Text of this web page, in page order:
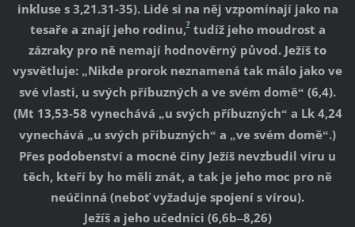
inkluse s 3,21.31-35). Lidé si na něj vzpomínají jako na
tesaře a znají jeho rodinu,7tudíž jeho moudrost a
zázraky pro ně nemají hodnověrný původ. Ježíš to
vysvětluje: „Nikde prorok neznamená tak málo jako ve
své vlasti, u svých příbuzných a ve svém domě“ (6,4).
(Mt 13,53-58 vynechává „u svých příbuzných“ a Lk 4,24
vynechává „u svých příbuzných“ a „ve svém domě“.)
Přes podobenství a mocné činy Ježíš nevzbudil víru u
těch, kteří by ho měli znát, a tak je jeho moc pro ně
neúčinná (neboť vyžaduje spojení s vírou).
Ježíš a jeho učedníci (6,6b–8,26)